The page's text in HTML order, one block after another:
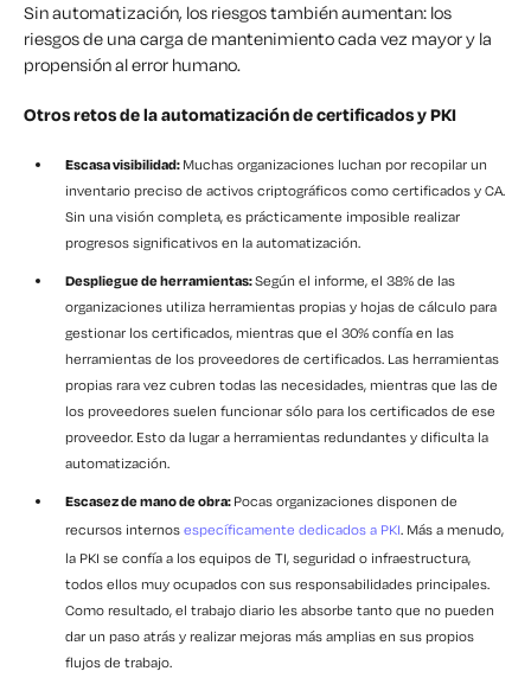
Sin automatización, los riesgos también aumentan: los
riesgos de una carga de mantenimiento cada vez mayor y la
propensión al error humano.
Otros retos de la automatización de certificados y PKI
Escasa visibilidad: Muchas organizaciones luchan por recopilar un
inventario preciso de activos criptográficos como certificados y CA.
Sin una visión completa, es prácticamente imposible realizar
progresos significativos en la automatización.
Despliegue de herramientas:Según el informe, el 38% de las
organizaciones utiliza herramientas propias y hojas de cálculo para
gestionar los certificados, mientras que el 30% confía en las
herramientas de los proveedores de certificados. Las herramientas
propias rara vez cubren todas las necesidades, mientras que las de
los proveedores suelen funcionar sólo para los certificados de ese
proveedor. Esto da lugar a herramientas redundantes y dificulta la
automatización.
Escasez de mano de obra: Pocas organizaciones disponen de
recursos internos específicamente dedicados a PKI. Más a menudo,
la PKI se confía a los equipos de TI, seguridad o infraestructura,
todos ellos muy ocupados con sus responsabilidades principales.
Como resultado, el trabajo diario les absorbe tanto que no pueden
dar un paso atrás y realizar mejoras más amplias en sus propios
flujos de trabajo.